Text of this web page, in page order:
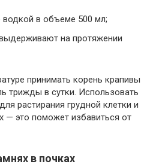
водкой в объеме 500 мл;
на протяжении
принимать корень крапивы
трижды в сутки. Использовать
растирания грудной клетки и
— это поможет избавиться от
в почках